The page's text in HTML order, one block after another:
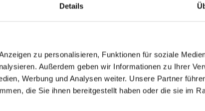
Details
zu personalisieren, Funktionen für soziale
Außerdem geben wir Informationen zu Ihrer
Werbung und Analysen weiter. Unsere Partner
die Sie ihnen bereitgestellt haben oder die sie im